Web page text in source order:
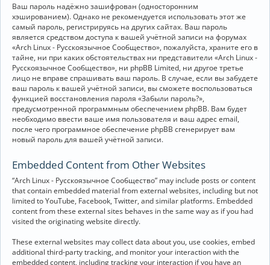
Ваш пароль надёжно зашифрован (односторонним
хэшированием). Однако не рекомендуется использовать этот же
самый пароль, регистрируясь на других сайтах. Ваш пароль
является средством доступа к вашей учётной записи на форумах
«Arch Linux - Русскоязычное Сообщество», пожалуйста, храните его в
тайне, ни при каких обстоятельствах ни представители «Arch Linux -
Русскоязычное Сообщество», ни phpBB Limited, ни другое третье
лицо не вправе спрашивать ваш пароль. В случае, если вы забудете
ваш пароль к вашей учётной записи, вы сможете воспользоваться
функцией восстановления пароля «Забыли пароль?»,
предусмотренной программным обеспечением phpBB. Вам будет
необходимо ввести ваше имя пользователя и ваш адрес email,
после чего программное обеспечение phpBB сгенерирует вам
новый пароль для вашей учётной записи.
Embedded Content from Other Websites
“Arch Linux - Русскоязычное Сообщество” may include posts or content
that contain embedded material from external websites, including but not
limited to YouTube, Facebook, Twitter, and similar platforms. Embedded
content from these external sites behaves in the same way as if you had
visited the originating website directly.
These external websites may collect data about you, use cookies, embed
additional third-party tracking, and monitor your interaction with the
embedded content, including tracking your interaction if you have an